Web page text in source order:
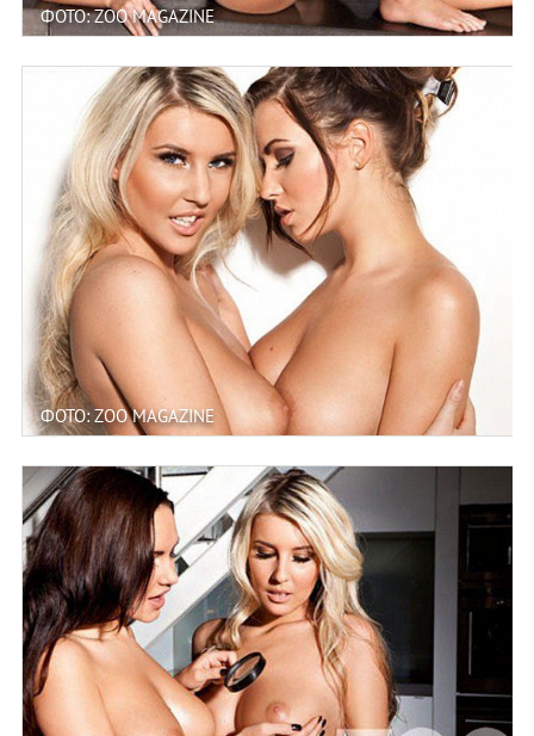
ФОТО: ZOO MAGAZINE
ФОТО: ZOO MAGAZINE